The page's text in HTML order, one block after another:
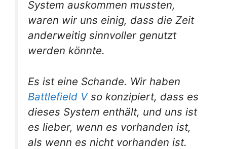
System auskommen mussten,
waren wir uns einig, dass die Zeit
anderweitig sinnvoller genutzt
werden könnte.
Es ist eine Schande. Wir haben
Battlefield Vso konzipiert, dass es
dieses System enthält, und uns ist
es lieber, wenn es vorhanden ist,
als wenn es nicht vorhanden ist.